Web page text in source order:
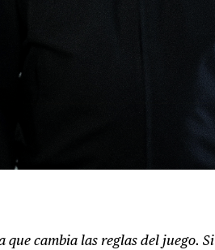
que cambia las reglas del juego. Si